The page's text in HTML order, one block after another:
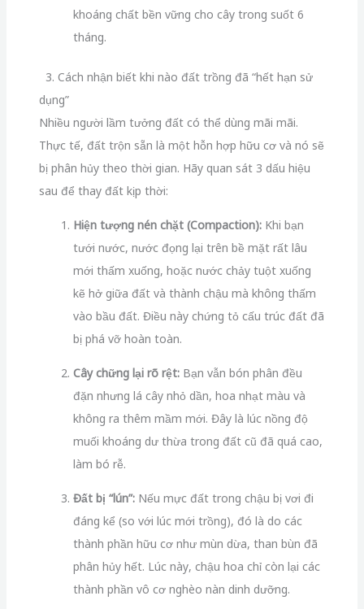
khoáng chất bền vững cho cây trong suốt 6
tháng.
3. Cách nhận biết khi nào đất trồng đã “hết hạn sử
dụng”
Nhiều người lầm tưởng đất có thể dùng mãi mãi.
Thực tế, đất trộn sẵn là một hỗn hợp hữu cơ và nó sẽ
bị phân hủy theo thời gian. Hãy quan sát 3 dấu hiệu
sau để thay đất kịp thời:
Hiện tượng nén chặt (Compaction):Khi bạn
tưới nước, nước đọng lại trên bề mặt rất lâu
mới thấm xuống, hoặc nước chảy tuột xuống
kẽ hở giữa đất và thành chậu mà không thấm
vào bầu đất. Điều này chứng tỏ cấu trúc đất đã
bị phá vỡ hoàn toàn.
Cây chững lại rõ rệt:Bạn vẫn bón phân đều
đặn nhưng lá cây nhỏ dần, hoa nhạt màu và
không ra thêm mầm mới. Đây là lúc nồng độ
muối khoáng dư thừa trong đất cũ đã quá cao,
làm bó rễ.
Đất bị “lún”:Nếu mực đất trong chậu bị vơi đi
đáng kể (so với lúc mới trồng), đó là do các
thành phần hữu cơ như mùn dừa, than bùn đã
phân hủy hết. Lúc này, chậu hoa chỉ còn lại các
thành phần vô cơ nghèo nàn dinh dưỡng.